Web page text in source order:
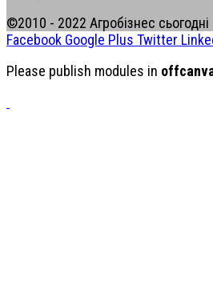
©2010 - 2022 Агробізнес сьогодні
Facebook Google Plus Twitter
Please publish modules in